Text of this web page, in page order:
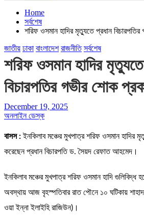
Home
সর্বশেষ
শরিফ ওসমান হাদির মৃত্যুতে প্রধান
জাতীয় ঢাকা বাংলাদেশ রাজনীতি সর্বশেষ
শরিফ ওসমান হাদির
বিচারপতির গভীর শোক
December 19, 2025
অনলাইন ডেস্ক
বাসস : ইনকিলাব মঞ্চের মুখপাত্র শরিফ ওসমান হাদির
করেছেন প্রধান বিচারপতি ড. সৈয়দ রেফাত আহমেদ।
ইনকিলাব মঞ্চের মুখপাত্র শরিফ ওসমান হাদি গুলিবিদ্ধ
অবস্থায় আজ বৃহস্পতিবার রাত পৌনে ১০ ঘটিকায়
ওয়া ইন্না ইলাইহি রাজিউন)।